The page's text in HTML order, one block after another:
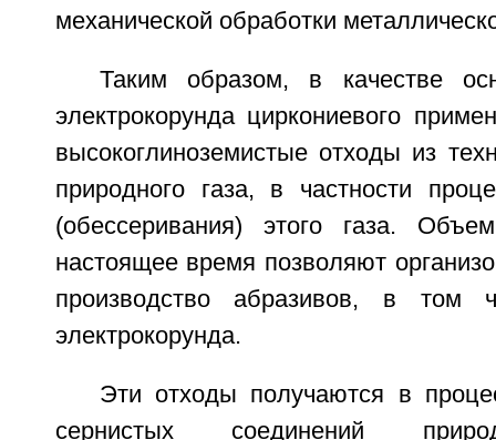
механической обработки
Таким образом, в качестве
электрокорунда циркониевого
высокоглиноземистые отходы из
природного газа, в частности
(обессеривания) этого газа.
настоящее время позволяют
производство абразивов, в том
электрокорунда.
Эти отходы получаются в
сернистых соединений